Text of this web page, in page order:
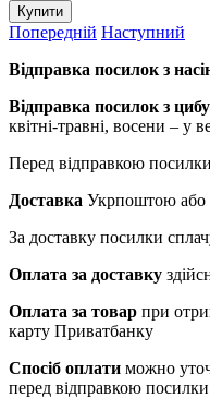
Купити
Попередній Наступний
Відправка посилок з
Відправка посилок з
квітні-травні, восени – у
Перед відправкою
Доставка Укрпоштою
За доставку посилки
Оплата за доставку
Оплата за товар при
карту Приватбанку
Спосіб оплати можно
перед відправкою посилки